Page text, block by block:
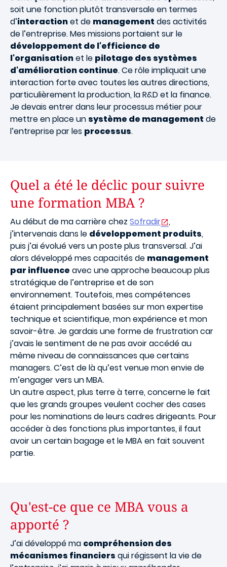
soit une fonction plutôt transversale en termes
d’interactionet de management des activités
de l’entreprise. Mes missions portaient sur le
développement de l'efficience de
l'organisationet le pilotage des systèmes
d'amélioration continue. Ce rôle impliquait une
interaction forte avec toutes les autres directions,
particulièrement la production, la R&D et la finance.
Je devais entrer dans leur processus métier pour
mettre en place un système de management de
l’entreprise par les processus.
Quel a été le déclic pour suivre
une formation MBA ?
Au début de ma carrière chez Sofradir
,
j’intervenais dans le développement produits,
puis j’ai évolué vers un poste plus transversal. J’ai
alors développé mes capacités de management
par influence avec une approche beaucoup plus
stratégique de l’entreprise et de son
environnement. Toutefois, mes compétences
étaient principalement basées sur mon expertise
technique et scientifique, mon expérience et mon
savoir-être. Je gardais une forme de frustration car
j’avais le sentiment de ne pas avoir accédé au
même niveau de connaissances que certains
managers. C’est de là qu’est venue mon envie de
m’engager vers un MBA.
Un autre aspect, plus terre à terre, concerne le fait
que les grands groupes veulent cocher des cases
pour les nominations de leurs cadres dirigeants. Pour
accéder à des fonctions plus importantes, il faut
avoir un certain bagage et le MBA en fait souvent
partie.
Qu'est-ce que ce MBA vous a
apporté ?
J’ai développé ma compréhension des
mécanismes financiers qui régissent la vie de